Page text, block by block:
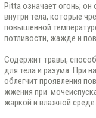
Pitta означает огонь;
внутри тела, которые
повышенной
потливости, жажде и
Содержит травы,
для тела и разума. При
облегчит проявления
жжения при
жаркой и влажной среде.